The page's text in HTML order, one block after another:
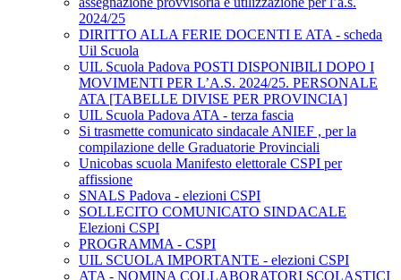
2024/25
DIRITTO ALLA FERIE DOCENTI E ATA - scheda
Uil Scuola
UIL Scuola Padova POSTI DISPONIBILI DOPO I
MOVIMENTI PER L’A.S. 2024/25. PERSONALE
ATA [TABELLE DIVISE PER PROVINCIA]
UIL Scuola Padova ATA - terza fascia
Si trasmette comunicato sindacale ANIEF , per la
compilazione delle Graduatorie Provinciali
Unicobas scuola Manifesto elettorale CSPI per
affissione
SNALS Padova - elezioni CSPI
SOLLECITO COMUNICATO SINDACALE
Elezioni CSPI
PROGRAMMA - CSPI
UIL SCUOLA IMPORTANTE - elezioni CSPI
ATA - NOMINA COLLABORATORI SCOLASTICI